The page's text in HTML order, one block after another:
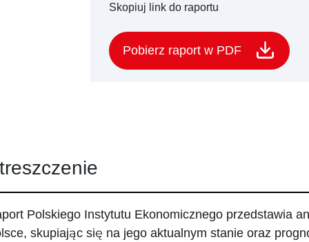
Skopiuj link do raportu
Pobierz raport w PDF
Polskiego Instytutu Ekonomicznego przedstawia
skupiając się na jego aktualnym stanie oraz